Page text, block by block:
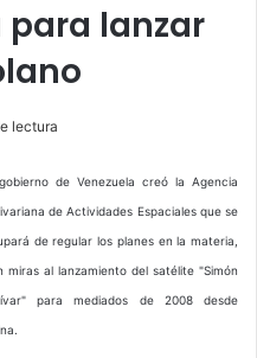
lanzar
lectura
de Venezuela creó la Agencia
de Actividades Espaciales que se
de regular los planes en la materia,
miras al lanzamiento del satélite "Simón
para mediados de 2008 desde